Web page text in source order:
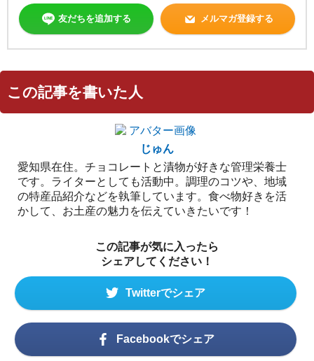
友だちを追加する メルマガ登録する
この記事を書いた人
じゅん
愛知県在住。チョコレートと漬物が好きな管理栄養士
です。ライターとしても活動中。調理のコツや、地域
の特産品紹介などを執筆しています。食べ物好きを活
かして、お土産の魅力を伝えていきたいです！
この記事が気に入ったら
シェアしてください！
Twitterでシェア
Facebookでシェア